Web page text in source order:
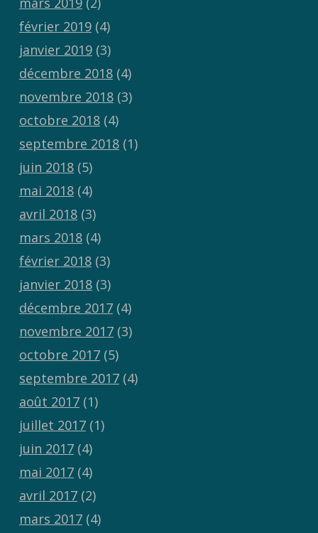
février 2019(4)
janvier 2019(3)
décembre 2018(4)
novembre 2018(3)
octobre 2018(4)
septembre 2018(1)
juin 2018(5)
mai 2018(4)
avril 2018(3)
mars 2018(4)
février 2018(3)
janvier 2018(3)
décembre 2017(4)
novembre 2017(3)
octobre 2017(5)
septembre 2017(4)
août 2017(1)
juillet 2017(1)
juin 2017(4)
mai 2017(4)
avril 2017(2)
mars 2017(4)